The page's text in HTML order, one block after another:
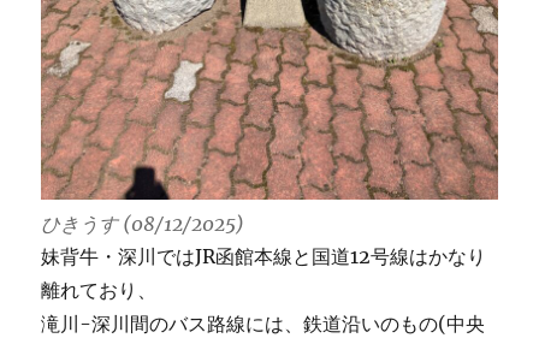
ひきうす (08/12/2025)
妹背牛・深川ではJR函館本線と国道12号線はかなり
離れており、
滝川-深川間のバス路線には、鉄道沿いのもの(中央